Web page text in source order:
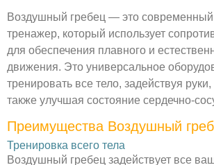
Воздушный гребец — это современный
тренажер, который использует
для обеспечения плавного и
движения. Это универсальное
тренировать все тело, задействуя
также улучшая состояние сердечно-
Преимущества Воздушный
Тренировка всего тела
Воздушный гребец задействует все